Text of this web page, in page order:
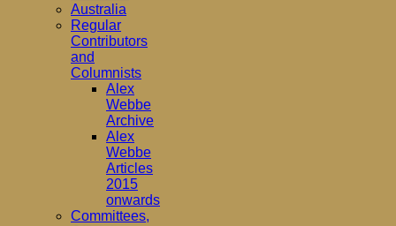
Australia
Regular
Contributors
and
Columnists
Alex
Webbe
Archive
Alex
Webbe
Articles
2015
onwards
Committees,